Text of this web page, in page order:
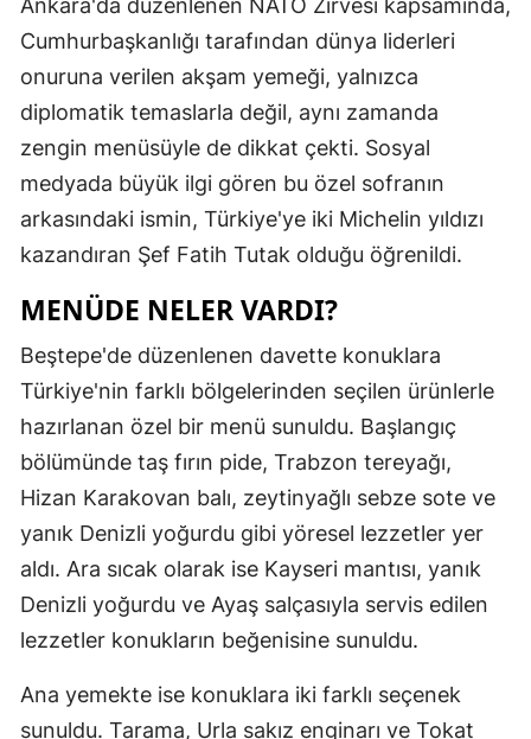
Elazığ
Erzurum
Gaziantep
Giresun
Hakkari
Hatay
Isparta
Mersin
İstanbul
İzmir
Kastamonu
Ankara'da düzenlenen NATO Zirvesi kapsamında,
Cumhurbaşkanlığı tarafından dünya liderleri
onuruna verilen akşam yemeği, yalnızca
diplomatik temaslarla değil, aynı zamanda
zengin menüsüyle de dikkat çekti. Sosyal
medyada büyük ilgi gören bu özel sofranın
arkasındaki ismin, Türkiye'ye iki Michelin yıldızı
kazandıran Şef Fatih Tutak olduğu öğrenildi.
MENÜDE NELER VARDI?
Beştepe'de düzenlenen davette konuklara
Türkiye'nin farklı bölgelerinden seçilen ürünlerle
hazırlanan özel bir menü sunuldu. Başlangıç
bölümünde taş fırın pide, Trabzon tereyağı,
Hizan Karakovan balı, zeytinyağlı sebze sote ve
yanık Denizli yoğurdu gibi yöresel lezzetler yer
aldı. Ara sıcak olarak ise Kayseri mantısı, yanık
Denizli yoğurdu ve Ayaş salçasıyla servis edilen
lezzetler konukların beğenisine sunuldu.
Ana yemekte ise konuklara iki farklı seçenek
sunuldu. Tarama, Urla sakız enginarı ve Tokat